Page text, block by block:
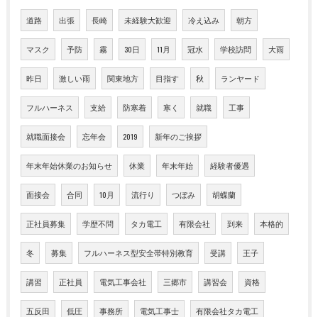
道路 出張 長崎 未経験大歓迎 冷え込み 朝方
マスク 予防 霧 30日 11月 冠水 学校訪問 大雨
昨日 激しい雨 関東地方 目指す 秋 ランヤード
フルハーネス 支給 防寒着 寒く 就職 工事
就職面接会 忘年会 2019 新年のご挨拶
年末年始休業のお知らせ 休業 年末年始 経験者優遇
面接会 合同 10月 流行り つぼみ 胡蝶蘭
正社員募集 学歴不問 タカ電工 有限会社 到来 本格的
冬 募集 フルハーネス型安全帯特別教育 受講 王子
講習 正社員 電気工事会社 三郷市 講習会 資格
五反田 低圧 事務所 電気工事士 有限会社タカ電工